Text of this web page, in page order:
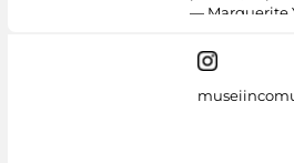
— Marguerite